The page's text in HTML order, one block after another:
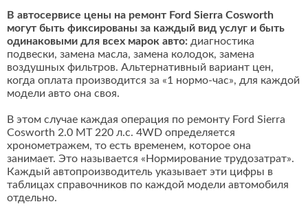
В автосервисе цены на ремонт Ford Sierra Cosworth
могут быть фиксированы за каждый вид услуг и быть
одинаковыми для всех марок авто: диагностика
подвески, замена масла, замена колодок, замена
воздушных фильтров. Альтернативный вариант цен,
когда оплата производится за «1 нормо-час», для каждой
модели авто она своя.
В этом случае каждая операция по ремонту Ford Sierra
Cosworth 2.0 MT 220 л.с. 4WD определяется
хронометражем, то есть временем, которое она
занимает. Это называется «Нормирование трудозатрат».
Каждый автопроизводитель указывает эти цифры в
таблицах справочников по каждой модели автомобиля
отдельно.